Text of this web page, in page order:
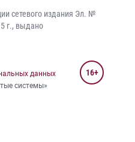
сетевого издания Эл. №
г., выдано
данных
системы»
16+